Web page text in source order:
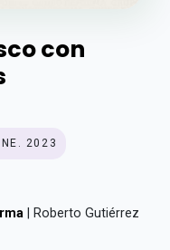
con
2023
| Roberto Gutiérrez